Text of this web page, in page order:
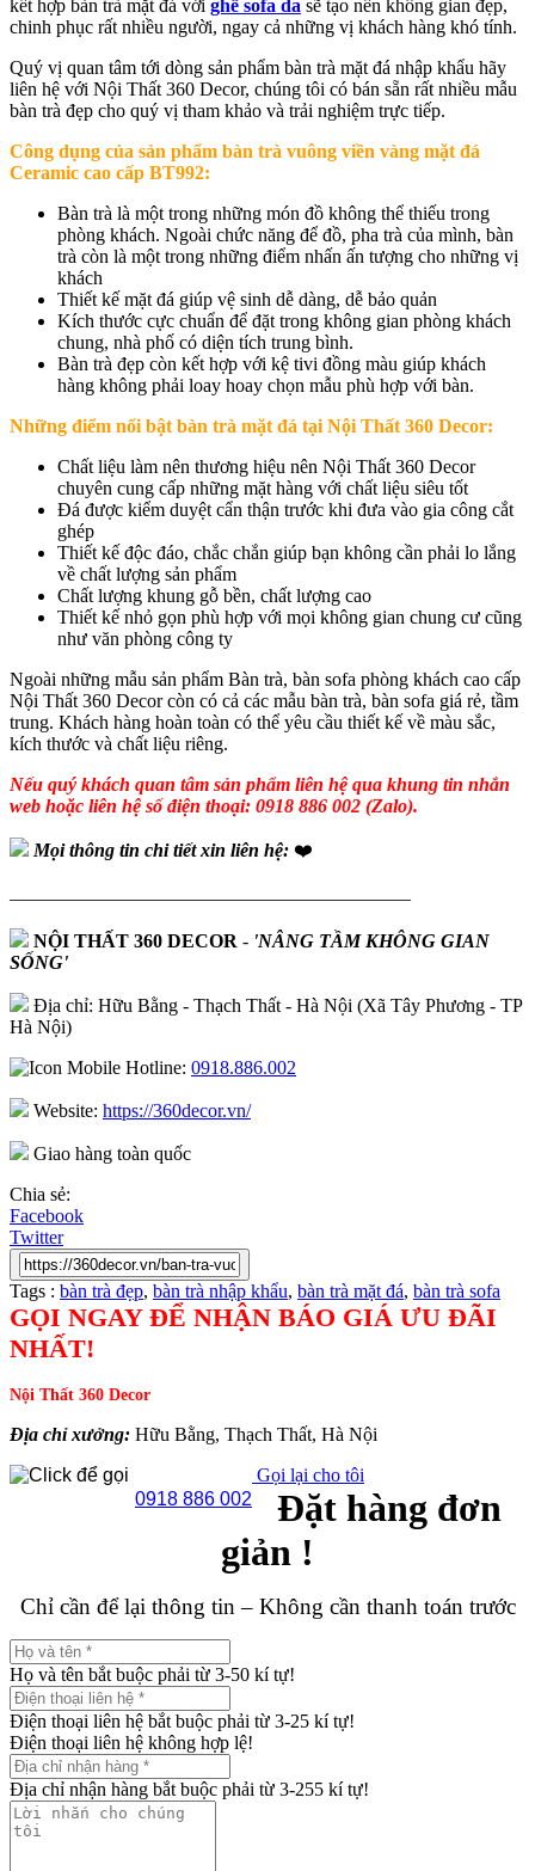
kết hợp bàn trà mặt đá với ghế sofa da sẽ tạo nên không gian đẹp,
chinh phục rất nhiều người, ngay cả những vị khách hàng khó tính.
Quý vị quan tâm tới dòng sản phẩm bàn trà mặt đá nhập khẩu hãy
liên hệ với Nội Thất 360 Decor, chúng tôi có bán sẵn rất nhiều mẫu
bàn trà đẹp cho quý vị tham khảo và trải nghiệm trực tiếp.
Công dụng của sản phẩm bàn trà vuông viền vàng mặt đá
Ceramic cao cấp BT992:
Bàn trà là một trong những món đồ không thể thiếu trong
phòng khách. Ngoài chức năng để đồ, pha trà của mình, bàn
trà còn là một trong những điểm nhấn ấn tượng cho những vị
khách
Thiết kế mặt đá giúp vệ sinh dễ dàng, dễ bảo quản
Kích thước cực chuẩn để đặt trong không gian phòng khách
chung, nhà phố có diện tích trung bình.
Bàn trà đẹp còn kết hợp với kệ tivi đồng màu giúp khách
hàng không phải loay hoay chọn mẫu phù hợp với bàn.
Những điểm nổi bật bàn trà mặt đá tại Nội Thất 360 Decor:
Chất liệu làm nên thương hiệu nên Nội Thất 360 Decor
chuyên cung cấp những mặt hàng với chất liệu siêu tốt
Đá được kiểm duyệt cẩn thận trước khi đưa vào gia công cắt
ghép
Thiết kế độc đáo, chắc chắn giúp bạn không cần phải lo lắng
về chất lượng sản phẩm
Chất lượng khung gỗ bền, chất lượng cao
Thiết kế nhỏ gọn phù hợp với mọi không gian chung cư cũng
như văn phòng công ty
Ngoài những mẫu sản phẩm Bàn trà, bàn sofa phòng khách cao cấp
Nội Thất 360 Decor còn có cả các mẫu bàn trà, bàn sofa giá rẻ, tầm
trung. Khách hàng hoàn toàn có thể yêu cầu thiết kế về màu sắc,
kích thước và chất liệu riêng.
Nếu quý khách quan tâm sản phẩm liên hệ qua khung tin nhắn
web hoặc liên hệ số điện thoại: 0918 886 002 (Zalo).
Mọi thông tin chi tiết xin liên hệ: ❤️
—————————————————————
NỘI THẤT 360 DECOR - 'NÂNG TẦM KHÔNG GIAN
SỐNG'
Địa chỉ: Hữu Bằng - Thạch Thất - Hà Nội (Xã Tây Phương - TP
Hà Nội)
Hotline: 0918.886.002
Website: https://360decor.vn/
Giao hàng toàn quốc
Chia sẻ:
Facebook
Twitter
Tags : bàn trà đẹp, bàn trà nhập khẩu, bàn trà mặt đá, bàn trà sofa
GỌI NGAY ĐỂ NHẬN BÁO GIÁ ƯU ĐÃI
NHẤT!
Nội Thất 360 Decor
Địa chỉ xưởng: Hữu Bằng, Thạch Thất, Hà Nội
0918 886 002
Gọi lại cho tôi
Đặt hàng đơn
giản !
Chỉ cần để lại thông tin – Không cần thanh toán trước
Họ và tên bắt buộc phải từ 3-50 kí tự!
Điện thoại liên hệ bắt buộc phải từ 3-25 kí tự!
Điện thoại liên hệ không hợp lệ!
Địa chỉ nhận hàng bắt buộc phải từ 3-255 kí tự!